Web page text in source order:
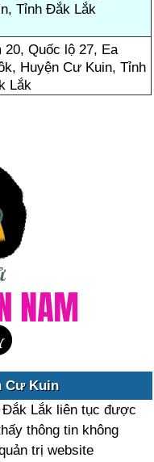
Tỉnh Đắk Lắk
20, Quốc lộ 27, Ea
Huyện Cư Kuin, Tỉnh
Lắk
Cư Kuin
Đắk Lắk liên tục được
thông tin không
trị website